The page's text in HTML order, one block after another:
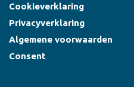
Cookieverklaring
Privacyverklaring
Algemene voorwaarden
Consent